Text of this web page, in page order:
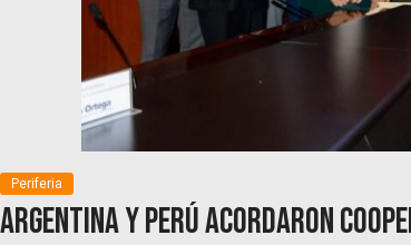
Periferia
Argentina y Perú acordaron